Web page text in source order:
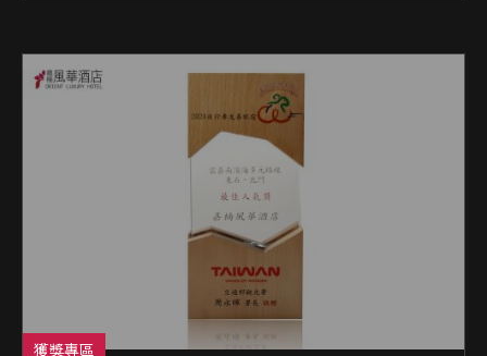
獲獎專區